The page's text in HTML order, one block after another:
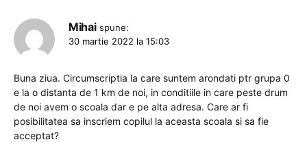
Mihai spune:
30 martie 2022 la 15:03
Buna ziua. Circumscriptia la care suntem arondati ptr grupa 0
e la o distanta de 1 km de noi, in conditiile in care peste drum
de noi avem o scoala dar e pe alta adresa. Care ar fi
posibilitatea sa inscriem copilul la aceasta scoala si sa fie
acceptat?